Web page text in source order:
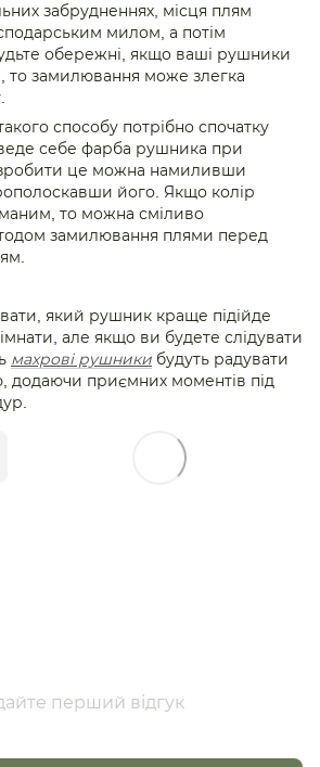
забрудненнях, місця плям
милом, а потім
обережні, якщо ваші рушники
то замилювання може злегка
способу потрібно спочатку
себе фарба рушника при
зробити це можна намиливши
його. Якщо колір
то можна сміливо
замилювання плями перед
який рушник краще підійде
але якщо ви будете слідувати
махрові рушники будуть радувати
додаючи приємних моментів під
перший відгук